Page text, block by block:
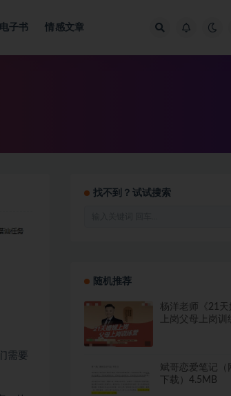
电子书 情感文章
需要
找不到？试试搜索
随机推荐
杨洋老师《21天
上岗父母上岗训
斌哥恋爱笔记（
下载）4.5MB